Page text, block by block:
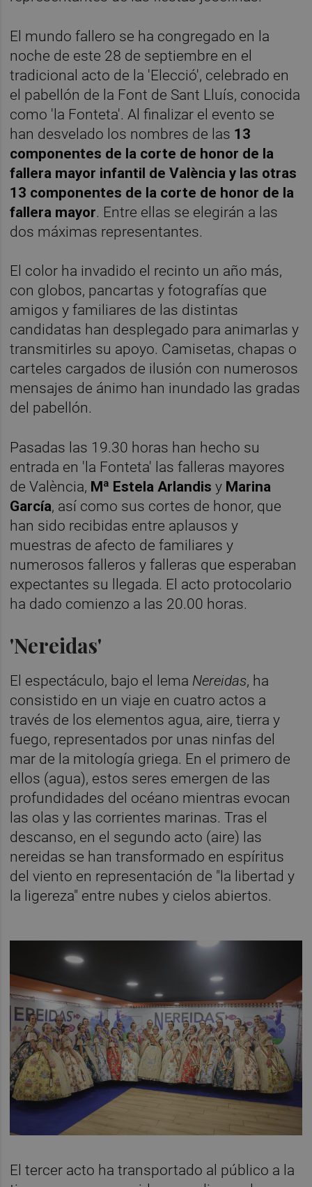
El mundo fallero se ha congregado en la
noche de este 28 de septiembre en el
tradicional acto de la 'Elecció', celebrado en
el pabellón de la Font de Sant Lluís, conocida
como 'la Fonteta'. Al finalizar el evento se
han desvelado los nombres de las 13
componentes de la corte de honor de la
fallera mayor infantil de València y las otras
13 componentes de la corte de honor de la
fallera mayor. Entre ellas se elegirán a las
dos máximas representantes.
El color ha invadido el recinto un año más,
con globos, pancartas y fotografías que
amigos y familiares de las distintas
candidatas han desplegado para animarlas y
transmitirles su apoyo. Camisetas, chapas o
carteles cargados de ilusión con numerosos
mensajes de ánimo han inundado las gradas
del pabellón.
Pasadas las 19.30 horas han hecho su
entrada en 'la Fonteta' las falleras mayores
de València, Mª Estela Arlandis y Marina
García, así como sus cortes de honor, que
han sido recibidas entre aplausos y
muestras de afecto de familiares y
numerosos falleros y falleras que esperaban
expectantes su llegada. El acto protocolario
ha dado comienzo a las 20.00 horas.
'Nereidas'
El espectáculo, bajo el lema Nereidas, ha
consistido en un viaje en cuatro actos a
través de los elementos agua, aire, tierra y
fuego, representados por unas ninfas del
mar de la mitología griega. En el primero de
ellos (agua), estos seres emergen de las
profundidades del océano mientras evocan
las olas y las corrientes marinas. Tras el
descanso, en el segundo acto (aire) las
nereidas se han transformado en espíritus
del viento en representación de "la libertad y
la ligereza" entre nubes y cielos abiertos.
El tercer acto ha transportado al público a la